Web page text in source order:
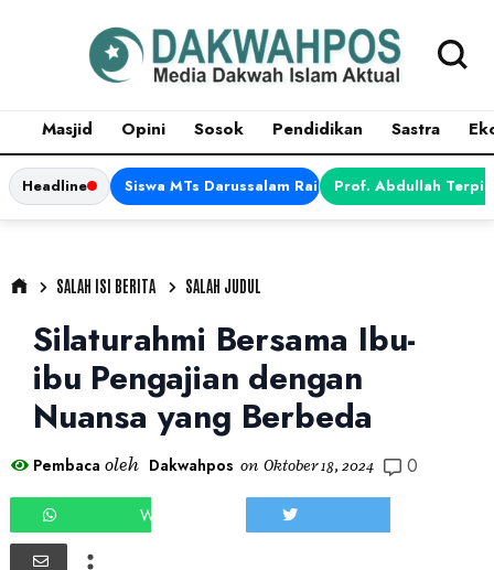
Masjid Opini Sosok Pendidikan Sastra
Headline Siswa MTs Darussalam Raih Juara 1 dalam
Prof. Abdullah
SALAH ISI BERITA SALAH JUDUL
Silaturahmi Bersama Ibu-
ibu Pengajian dengan
Nuansa yang Berbeda
Pembaca oleh Dakwahpos on Oktober 18, 2024 0
WHATSAPP